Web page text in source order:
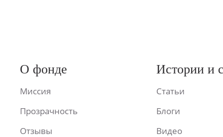
О фонде
Миссия
Прозрачность
Отзывы
Истории и
Статьи
Блоги
Видео